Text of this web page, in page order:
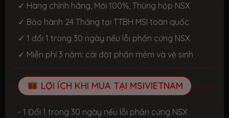
✓ Hàng chính hãng, Mới 100%, Thùng hộp NSX
✓ Bảo hành 24 Tháng tại TTBH MSI toàn quốc
✓ 1 đổi 1 trong 30 ngày nếu lỗi phần cứng NSX
✓ Miễn phí 3 năm: cài đặt phần mềm và vệ sinh
LỢI ÍCH KHI MUA TẠI MSIVIETNAM
- 1 Đổi 1 trong 30 ngày nếu lỗi phần cứng NSX